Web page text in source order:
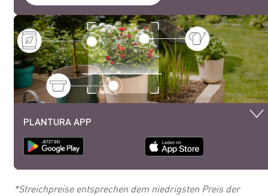
PLANTURA APP
*Streichpreise entsprechen dem niedrigsten Preis der